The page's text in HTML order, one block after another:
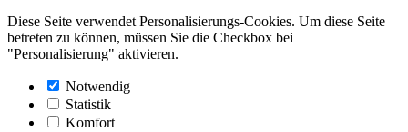
Diese Seite verwendet Personalisierungs-Cookies. Um diese Seite
betreten zu können, müssen Sie die Checkbox bei
"Personalisierung" aktivieren.
Notwendig
Statistik
Komfort